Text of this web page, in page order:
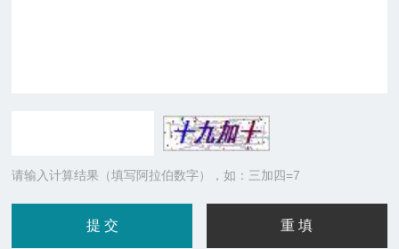
请输入计算结果（填写阿拉伯数字），如：三加四=7